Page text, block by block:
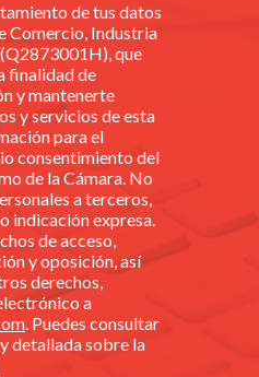
de tus datos
Comercio, Industria
que
finalidad de
y mantenerte
y servicios de esta
para el
consentimiento del
de la Cámara. No
a terceros,
indicación expresa.
de acceso,
y oposición, así
derechos,
a
. Puedes consultar
detallada sobre la